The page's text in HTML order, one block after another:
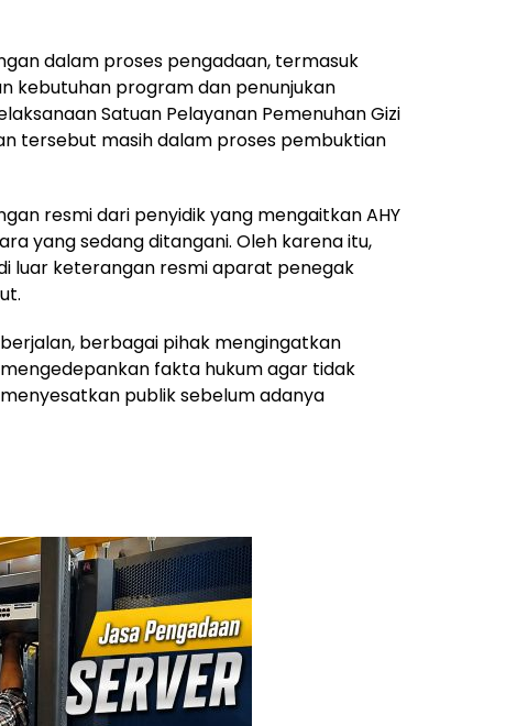
dalam proses pengadaan, termasuk
kebutuhan program dan penunjukan
Satuan Pelayanan Pemenuhan Gizi
tersebut masih dalam proses pembuktian
resmi dari penyidik yang mengaitkan AHY
yang sedang ditangani. Oleh karena itu,
luar keterangan resmi aparat penegak
berbagai pihak mengingatkan
fakta hukum agar tidak
publik sebelum adanya